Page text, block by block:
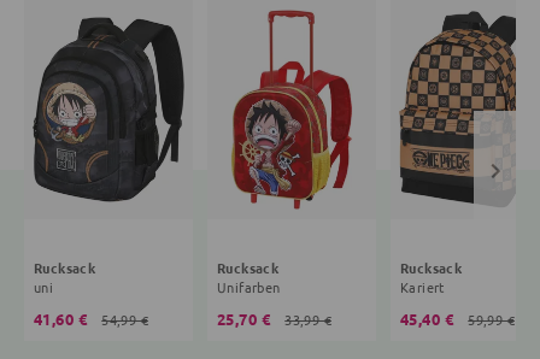
Rucksack
uni
41,60 € 54,99 €
Rucksack
Unifarben
25,70 € 33,99 €
Rucksack
Kariert
45,40 € 59,99 €